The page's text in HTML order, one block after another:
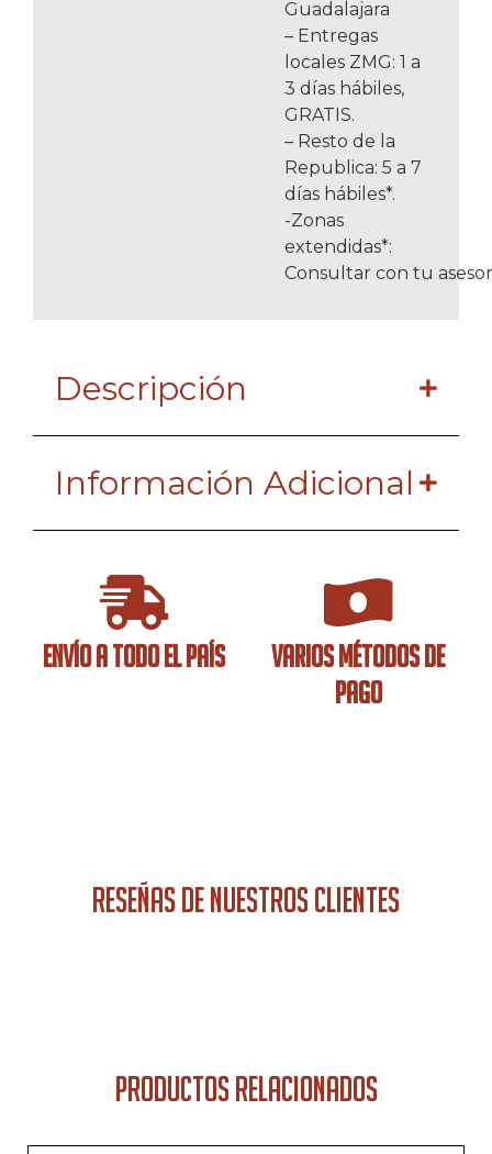
ENVÍO A TODO EL PAÍS
VARIOS MÉTODOS DE
PAGO
Guadalajara
– Entregas
locales ZMG: 1 a
3 días hábiles,
GRATIS.
– Resto de la
Republica: 5 a 7
días hábiles*.
-Zonas
extendidas*:
Consultar con tu
Descripción
Información Adicional
RESEÑAS DE NUESTROS CLIENTES
PRODUCTOS RELACIONADOS